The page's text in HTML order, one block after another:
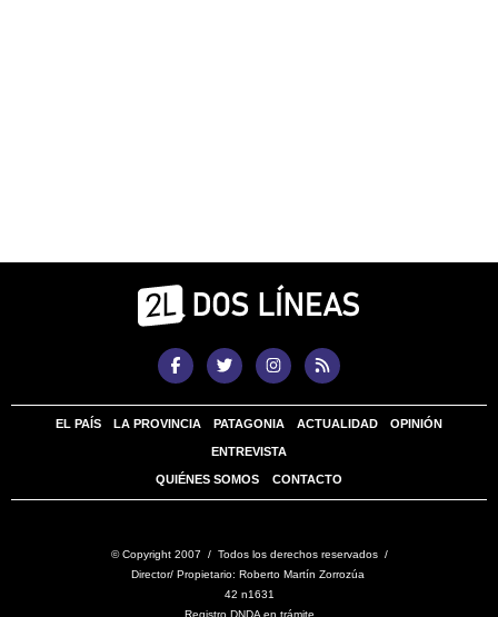
EL PAÍS LA PROVINCIA PATAGONIA ACTUALIDAD OPINIÓN
ENTREVISTA
QUIÉNES SOMOS CONTACTO
© Copyright 2007 / Todos los derechos reservados /
Director/ Propietario: Roberto Martín Zorrozúa
42 n1631
Registro DNDA en trámite